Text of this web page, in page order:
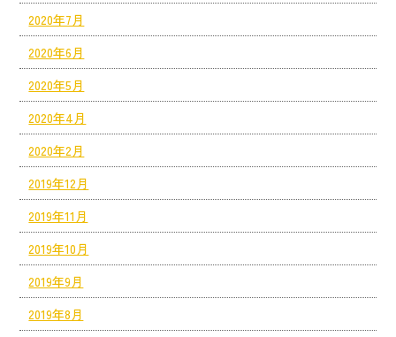
2020年7月
2020年6月
2020年5月
2020年4月
2020年2月
2019年12月
2019年11月
2019年10月
2019年9月
2019年8月